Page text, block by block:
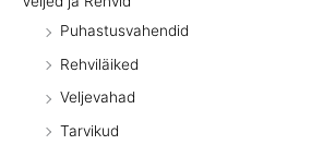
Puhastusvahendid
Rehviläiked
Veljevahad
Tarvikud